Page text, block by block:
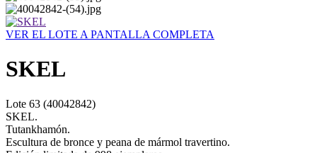
VER EL LOTE A PANTALLA COMPLETA
SKEL
Lote 63 (40042842)
SKEL.
Tutankhamón.
Escultura de bronce y peana de mármol travertino.